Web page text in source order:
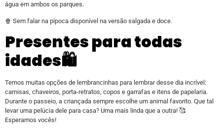
água em ambos os parques.
🍿 Sem falar na pipoca disponível na versão salgada e doce.
Presentes para todas
idades🛍️
Temos muitas opções de lembrancinhas para lembrar desse dia incrível:
camisas, chaveiros, porta-retratos, copos e garrafas e itens de papelaria.
Durante o passeio, a criançada sempre escolhe um animal favorito. Que tal
levar uma pelúcia dele para casa? Uma mais linda que a outra! 🥰
Esperamos vocês!